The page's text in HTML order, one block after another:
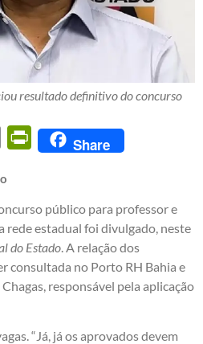
resultado definitivo do concurso
Email PrintFriendly
Share
público para professor e
rede estadual foi divulgado, neste
do Estado . A relação dos
consultada no Porto RH Bahia e
responsável pela aplicação
“Já, já os aprovados devem